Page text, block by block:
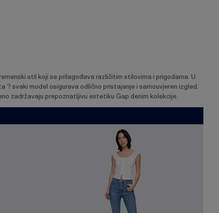
stil koji se prilagođava različitim stilovima i prigodama. U
? svaki model osigurava odlično pristajanje i samouvjeren izgled.
zadržavaju prepoznatljivu estetiku Gap denim kolekcije.